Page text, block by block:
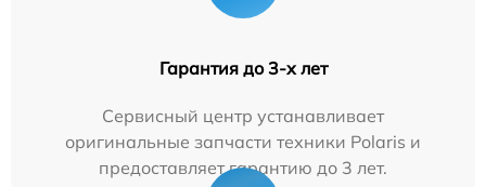
Гарантия до 3-х лет
Сервисный центр устанавливает
оригинальные запчасти техники Polaris и
предоставляет гарантию до 3 лет.